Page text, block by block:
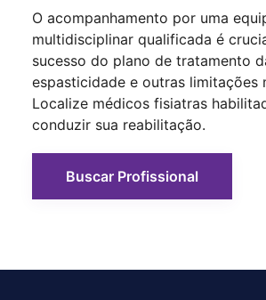
O acompanhamento por uma
multidisciplinar qualificada é
sucesso do plano de tratamento
espasticidade e outras limitações
Localize médicos fisiatras
conduzir sua reabilitação.
Buscar Profissional